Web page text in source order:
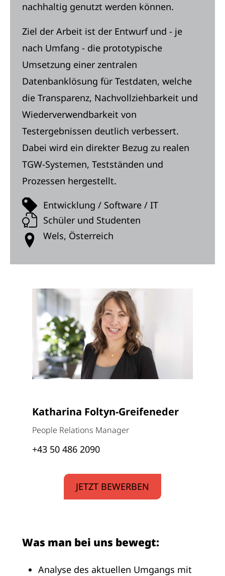
nachhaltig genutzt werden können.
Ziel der Arbeit ist der Entwurf und - je
nach Umfang - die prototypische
Umsetzung einer zentralen
Datenbanklösung für Testdaten, welche
die Transparenz, Nachvollziehbarkeit und
Wiederverwendbarkeit von
Testergebnissen deutlich verbessert.
Dabei wird ein direkter Bezug zu realen
TGW‑Systemen, Testständen und
Prozessen hergestellt.
Entwicklung / Software / IT
Schüler und Studenten
Wels, Österreich
Katharina Foltyn-Greifeneder
People Relations Manager
+43 50 486 2090
JETZT BEWERBEN
Was man bei uns bewegt:
Analyse des aktuellen Umgangs mit